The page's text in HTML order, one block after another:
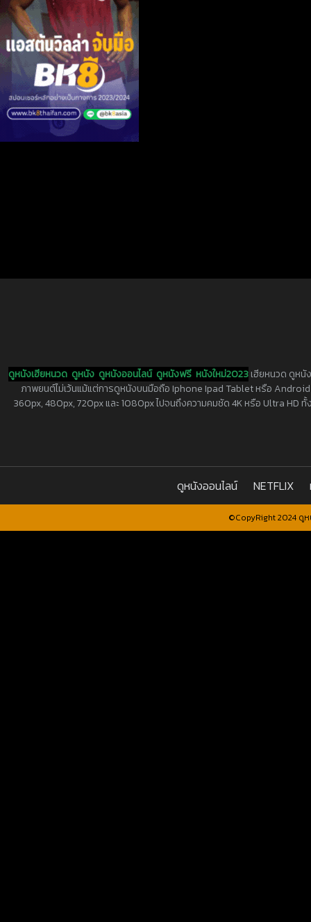
ดูหนังเฮียหนวด ดูหนัง ดูหนังออนไลน์ ดูหนังฟรี หนังใหม่2023เฮียหนวด ดูหนั
ภาพยนต์ไม่เว้นแม้แต่การดูหนังบนมือถือ Iphone Ipad Tablet หรือ
360px, 480px, 720px และ 1080px ไปจนถึงความคมชัด 4K หรือ Ultra HD
ดูหนังออนไลน์ NETFLIX
©CopyRight 2024 ดู